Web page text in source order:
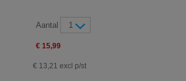
Aantal 1
€ 15,99
€ 13,21 excl p/st